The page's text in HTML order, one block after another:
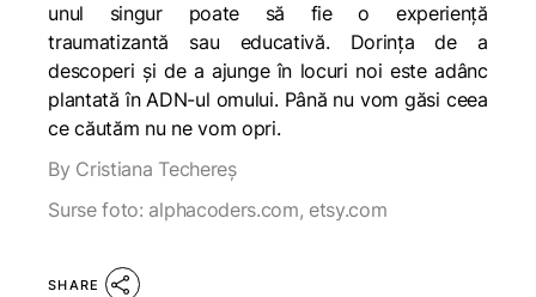
unul singur poate să fie o experiență
traumatizantă sau educativă. Dorința de a
descoperi și de a ajunge în locuri noi este adânc
plantată în ADN-ul omului. Până nu vom găsi ceea
ce căutăm nu ne vom opri.
By Cristiana Techereș
Surse foto: alphacoders.com, etsy.com
SHARE